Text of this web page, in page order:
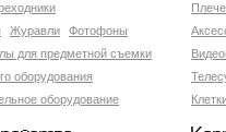
Журавли
Фотофоны
для предметной съемки
оборудования
оборудование